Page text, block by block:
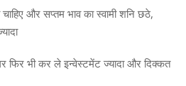
और सप्तम भाव का स्वामी शनि छठे,
फिर भी कर ले इन्वेस्टमेंट ज्यादा और दिक्कत